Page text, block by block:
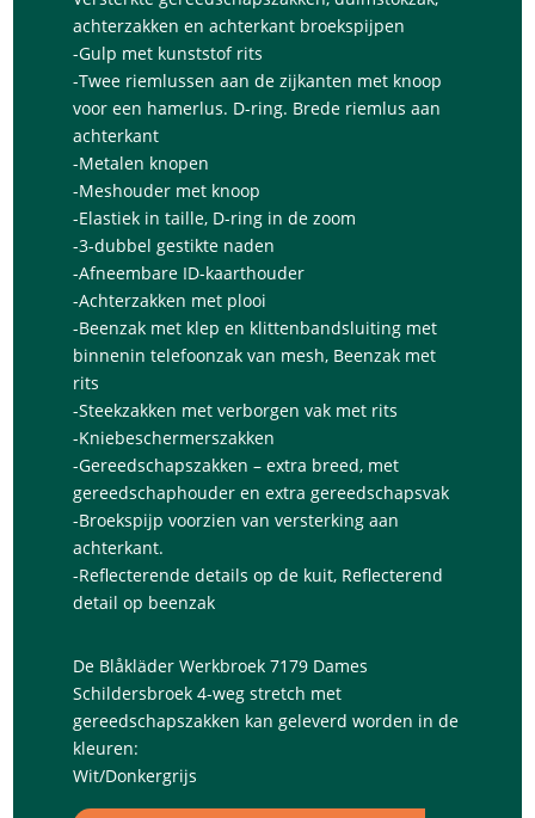
achterzakken en achterkant broekspijpen
-Gulp met kunststof rits
-Twee riemlussen aan de zijkanten met knoop
voor een hamerlus. D-ring. Brede riemlus aan
achterkant
-Metalen knopen
-Meshouder met knoop
-Elastiek in taille, D-ring in de zoom
-3-dubbel gestikte naden
-Afneembare ID-kaarthouder
-Achterzakken met plooi
-Beenzak met klep en klittenbandsluiting met
binnenin telefoonzak van mesh, Beenzak met
rits
-Steekzakken met verborgen vak met rits
-Kniebeschermerszakken
-Gereedschapszakken – extra breed, met
gereedschaphouder en extra gereedschapsvak
-Broekspijp voorzien van versterking aan
achterkant.
-Reflecterende details op de kuit, Reflecterend
detail op beenzak
De Blåkläder Werkbroek 7179 Dames
Schildersbroek 4-weg stretch met
gereedschapszakken kan geleverd worden in de
kleuren:
Wit/Donkergrijs